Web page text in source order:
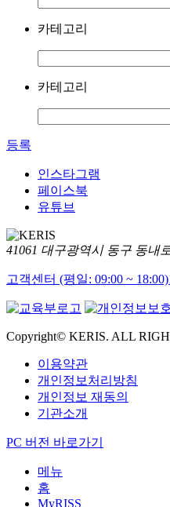
카테고리
카테고리
등록
인스타그램
페이스북
유튜브
41061 대구광역시 동구 동내
고객센터 (평일: 09:00 ~ 18:00)
Copyright© KERIS. ALL
이용약관
개인정보처리방침
개인정보 재동의
기관소개
PC 버전 바로가기
메뉴
홈
MyRISS